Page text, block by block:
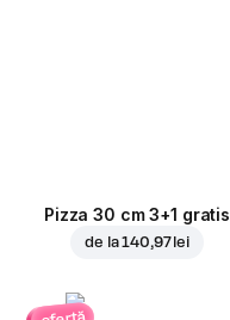
Pizza 30 cm 3+1 gratis
de la140,97 lei